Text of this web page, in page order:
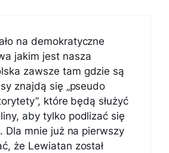
na demokratyczne
jakim jest nasza
zawsze tam gdzie są
znajdą się „pseudo
które będą służyć
aby tylko podlizać się
Dla mnie już na pierwszy
że Lewiatan został